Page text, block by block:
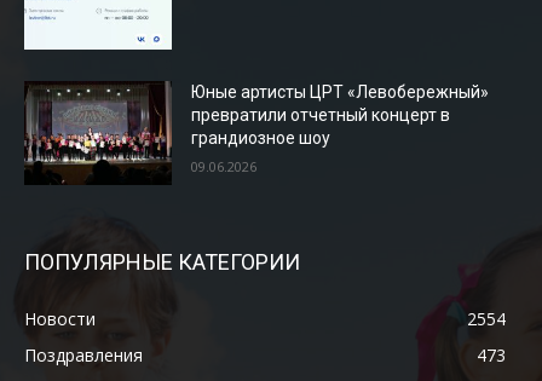
Юные артисты ЦРТ «Левобережный»
превратили отчетный концерт в
грандиозное шоу
09.06.2026
ПОПУЛЯРНЫЕ КАТЕГОРИИ
Новости
2554
Поздравления
473